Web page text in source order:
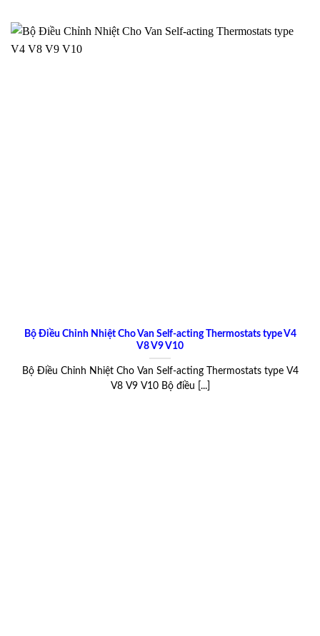
Bộ Điều Chỉnh Nhiệt Cho Van Self-acting Thermostats type V4
V8 V9 V10
Bộ Điều Chỉnh Nhiệt Cho Van Self-acting Thermostats type V4
V8 V9 V10 Bộ điều [...]